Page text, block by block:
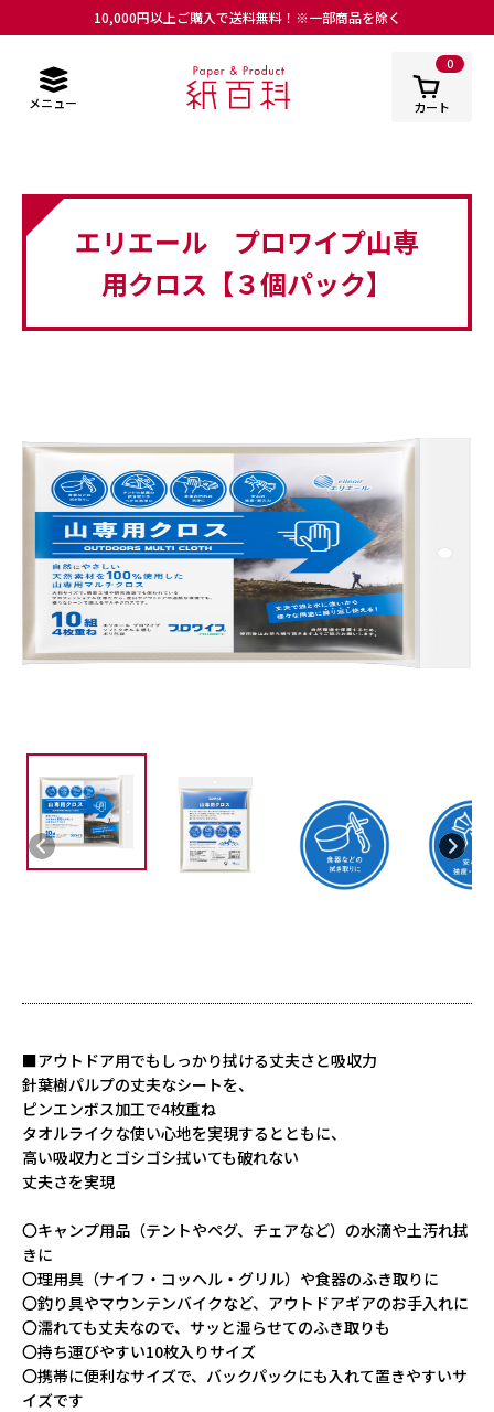
10,000円以上ご購入で送料無料！※一部商品を除く
メニュー
0
カート
エリエール プロワイプ山専
用クロス【３個パック】
■アウトドア用でもしっかり拭ける丈夫さと吸収力
針葉樹パルプの丈夫なシートを、
ピンエンボス加工で4枚重ね
タオルライクな使い心地を実現するとともに、
高い吸収力とゴシゴシ拭いても破れない
丈夫さを実現
〇キャンプ用品（テントやペグ、チェアなど）の水滴や土汚れ拭
きに
〇理用具（ナイフ・コッヘル・グリル）や食器のふき取りに
〇釣り具やマウンテンバイクなど、アウトドアギアのお手入れに
〇濡れても丈夫なので、サッと湿らせてのふき取りも
〇持ち運びやすい10枚入りサイズ
〇携帯に便利なサイズで、バックパックにも入れて置きやすいサ
イズです